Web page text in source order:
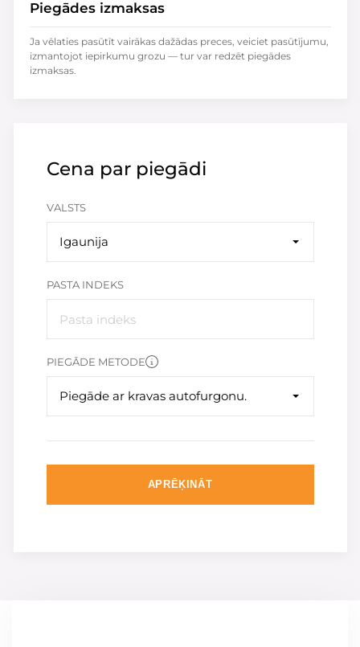
Cena par piegādi
VALSTS
Igaunija
PASTA INDEKS
PIEGĀDE METODE
Piegāde ar kravas autofurgonu.
APRĒĶINĀT
Piegādes izmaksas
Ja vēlaties pasūtīt vairākas dažādas preces, veiciet pasūtījumu,
izmantojot iepirkumu grozu — tur var redzēt piegādes
izmaksas.